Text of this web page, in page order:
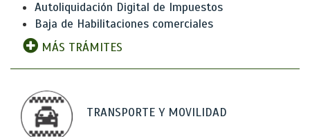
Autoliquidación Digital de Impuestos
Baja de Habilitaciones comerciales
MÁS TRÁMITES
TRANSPORTE Y MOVILIDAD